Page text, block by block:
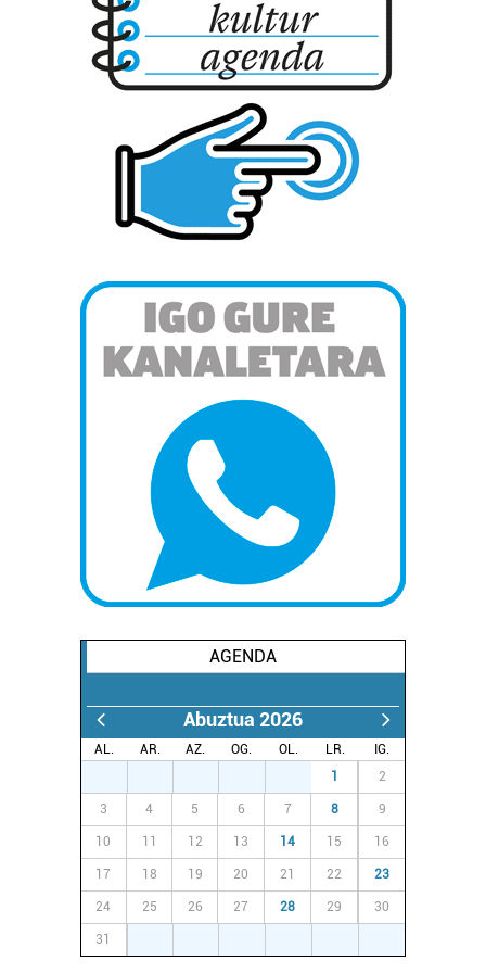
AGENDA
Abuztua 2026
AL. AR. AZ. OG. OL. LR.
IG.
1 2
3 4 5 6 7 8 9
10 11 12 13 14 15 16
17 18 19 20 21 22 23
24 25 26 27 28 29 30
31